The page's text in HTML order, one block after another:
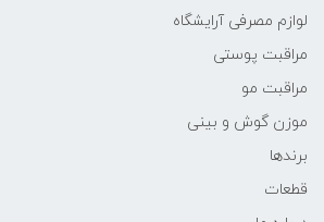
لوازم مصرفی آرایشگاه
مراقبت پوستی
مراقبت مو
موزن گوش و بینی
برندها
قطعات